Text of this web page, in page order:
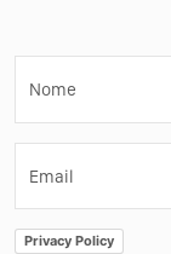
Nome
Email
Privacy Policy